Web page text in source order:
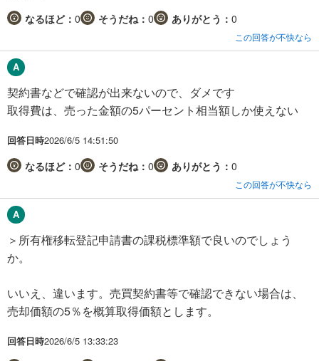
なるほど： 0 そうだね： 0 ありがとう： 0
この回答が不快なら
契約書などで確認が出来ないので、ダメです
取得費は、売った金額の5パーセント相当額しか使えない
回答日時2026/6/5 14:51:50
なるほど： 0 そうだね： 0 ありがとう： 0
この回答が不快なら
＞所有権移転登記申請書の課税標準額で良いのでしょう
か。
いいえ、違います。売買契約書等で確認できない場合は、
売却価額の5％を概算取得価額とします。
回答日時2026/6/5 13:33:23